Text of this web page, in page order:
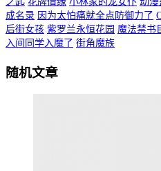
成名录 因为太怕痛就全点防御力了
后街女孩 紫罗兰永恒花园 魔法禁书
入间同学入魔了 街角魔族
随机文章